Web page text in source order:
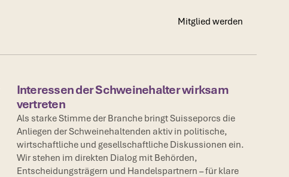
Mitglied werden
Interessen der Schweinehalter wirksam
vertreten
Als starke Stimme der Branche bringt Suisseporcs die
Anliegen der Schweinehaltenden aktiv in politische,
wirtschaftliche und gesellschaftliche Diskussionen ein.
Wir stehen im direkten Dialog mit Behörden,
Entscheidungsträgern und Handelspartnern – für klare